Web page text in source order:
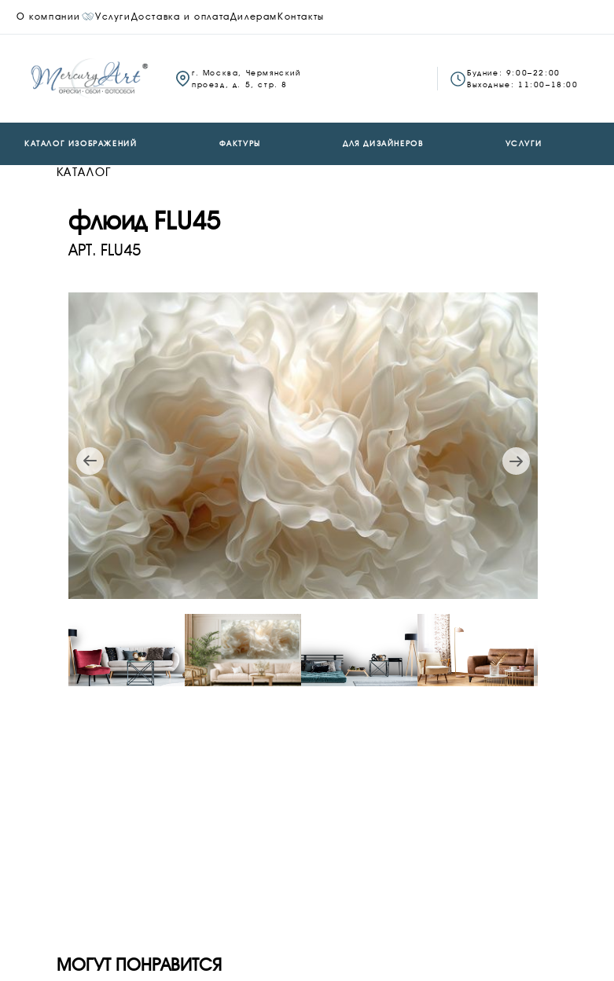
О компании Услуги Доставка и оплатаДилерам Контакты
г. Москва, Чермянский
проезд, д. 5, стр. 8
Будние: 9:00–22:00
Выходные: 11:00–18:00
КАТАЛОГ ИЗОБРАЖЕНИЙ ФАКТУРЫ ДЛЯ ДИЗАЙНЕРОВ УСЛУГИ
КАТАЛОГ
флюид FLU45
АРТ. FLU45
МОГУТ ПОНРАВИТСЯ